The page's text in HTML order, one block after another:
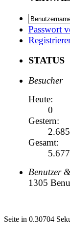
Passwort
STATUS
Besucher
Heute:
0
Gestern:
2.685
Gesamt:
Benutzer
1305
Seite in 0.30704